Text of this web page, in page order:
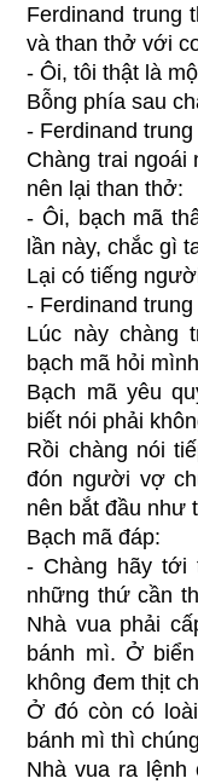
Ferdinand trung
và than thở với
- Ôi, tôi thật là
Bỗng phía sau
- Ferdinand
Chàng trai ngoái
nên lại than thở:
- Ôi, bạch mã
lần này, chắc gì
Lại có tiếng
- Ferdinand
Lúc này chàng
bạch mã hỏi
Bạch mã yêu
biết nói phải
Rồi chàng nói
đón người vợ
nên bắt đầu như
Bạch mã đáp:
- Chàng hãy tới
những thứ cần
Nhà vua phải
bánh mì. Ở
không đem thịt
Ở đó còn có
bánh mì thì
Nhà vua ra lệnh